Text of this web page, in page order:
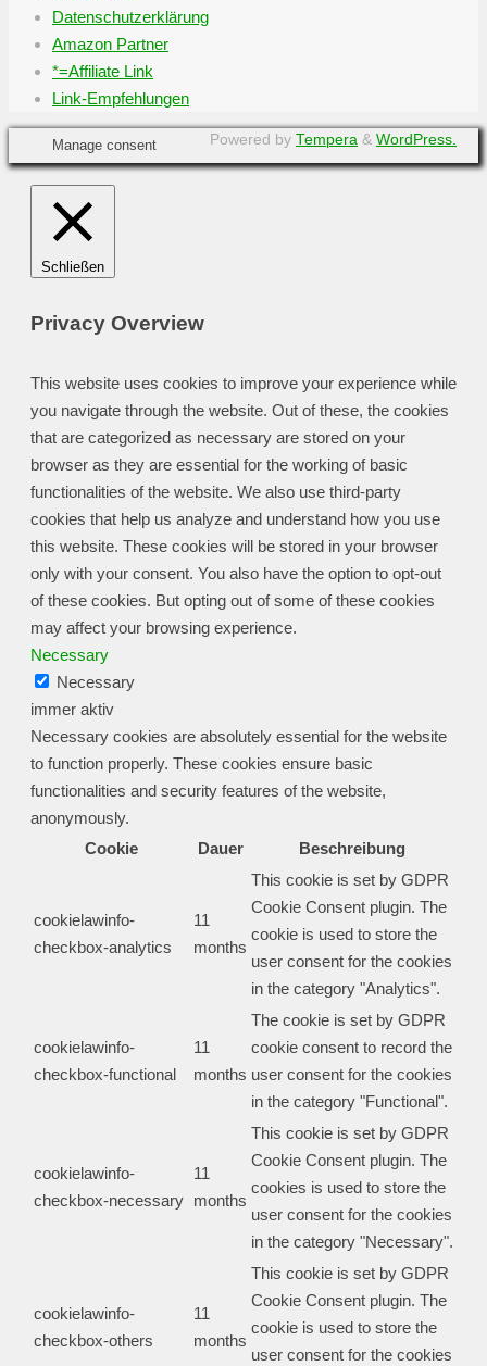
Datenschutzerklärung
Amazon Partner
*=Affiliate Link
Link-Empfehlungen
Powered by Tempera & WordPress.
Manage consent
Schließen
Privacy Overview
This website uses cookies to improve your experience while
you navigate through the website. Out of these, the cookies
that are categorized as necessary are stored on your
browser as they are essential for the working of basic
functionalities of the website. We also use third-party
cookies that help us analyze and understand how you use
this website. These cookies will be stored in your browser
only with your consent. You also have the option to opt-out
of these cookies. But opting out of some of these cookies
may affect your browsing experience.
Necessary
Necessary
immer aktiv
Necessary cookies are absolutely essential for the website
to function properly. These cookies ensure basic
functionalities and security features of the website,
anonymously.
Cookie
Dauer Beschreibung
cookielawinfo-
checkbox-analytics
11
months
This cookie is set by GDPR
Cookie Consent plugin. The
cookie is used to store the
user consent for the cookies
in the category "Analytics".
cookielawinfo-
checkbox-functional
11
months
The cookie is set by GDPR
cookie consent to record the
user consent for the cookies
in the category "Functional".
cookielawinfo-
checkbox-necessary
11
months
This cookie is set by GDPR
Cookie Consent plugin. The
cookies is used to store the
user consent for the cookies
in the category "Necessary".
cookielawinfo-
checkbox-others
11
months
This cookie is set by GDPR
Cookie Consent plugin. The
cookie is used to store the
user consent for the cookies